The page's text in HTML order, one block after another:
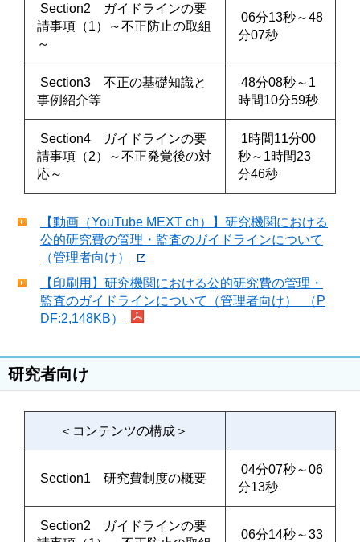
Section2 ガイドラインの要
請事項（1）～不正防止の取組
～
06分13秒～48
分07秒
Section3 不正の基礎知識と
事例紹介等
48分08秒～1
時間10分59秒
Section4 ガイドラインの要
請事項（2）～不正発覚後の対
応～
1時間11分00
秒～1時間23
分46秒
【動画（YouTube MEXT ch）】研究機関における
公的研究費の管理・監査のガイドラインについて
（管理者向け）
【印刷用】研究機関における公的研究費の管理・
監査のガイドラインについて（管理者向け） （P
DF:2,148KB）
研究者向け
＜コンテンツの構成＞
Section1 研究費制度の概要
04分07秒～06
分13秒
Section2 ガイドラインの要
06分14秒～33